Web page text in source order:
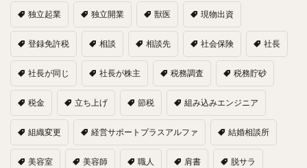
独立起業 独立開業 獣医 現物出資
登録免許税 相談 相談先 社会保険 社長
社長が同じ 社長が株主 税務調査 税務貯砂
税金 立ち上げ 節税 組み込みエンジニア
組織変更 経営サポートプラスアルファ 結婚相談所
美容室 美容師 職人 肩書 脱サラ